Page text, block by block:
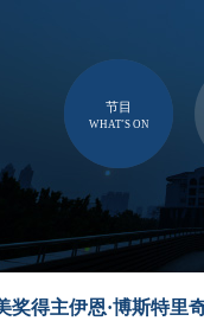
节目
WHAT'S ON
奖得主伊恩·博斯特里